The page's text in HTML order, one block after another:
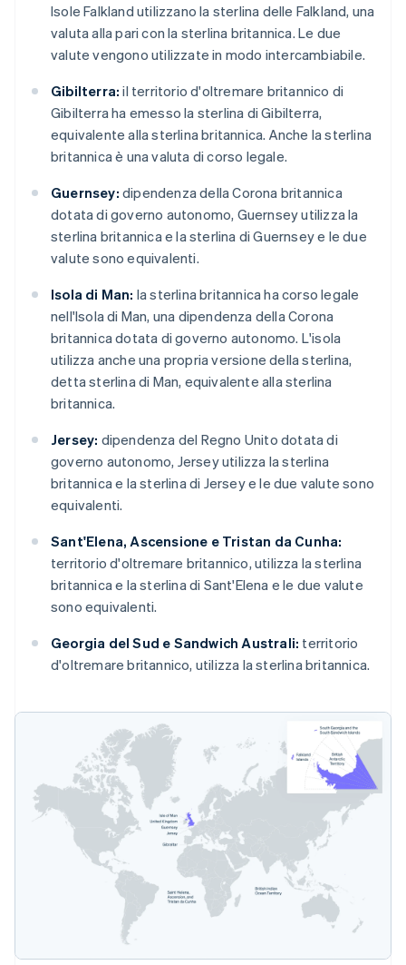
Isole Falkland utilizzano la sterlina delle Falkland, una
valuta alla pari con la sterlina britannica. Le due
valute vengono utilizzate in modo intercambiabile.
Gibilterra: il territorio d'oltremare britannico di
Gibilterra ha emesso la sterlina di Gibilterra,
equivalente alla sterlina britannica. Anche la sterlina
britannica è una valuta di corso legale.
Guernsey: dipendenza della Corona britannica
dotata di governo autonomo, Guernsey utilizza la
sterlina britannica e la sterlina di Guernsey e le due
valute sono equivalenti.
Isola di Man: la sterlina britannica ha corso legale
nell'Isola di Man, una dipendenza della Corona
britannica dotata di governo autonomo. L'isola
utilizza anche una propria versione della sterlina,
detta sterlina di Man, equivalente alla sterlina
britannica.
Jersey: dipendenza del Regno Unito dotata di
governo autonomo, Jersey utilizza la sterlina
britannica e la sterlina di Jersey e le due valute sono
equivalenti.
Sant'Elena, Ascensione e Tristan da Cunha:
territorio d'oltremare britannico, utilizza la sterlina
britannica e la sterlina di Sant'Elena e le due valute
sono equivalenti.
Georgia del Sud e Sandwich Australi: territorio
d'oltremare britannico, utilizza la sterlina britannica.